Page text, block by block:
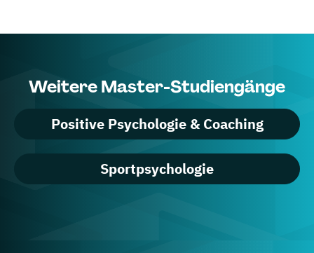
Weitere Master-Studiengänge
Positive Psychologie & Coaching
Sportpsychologie